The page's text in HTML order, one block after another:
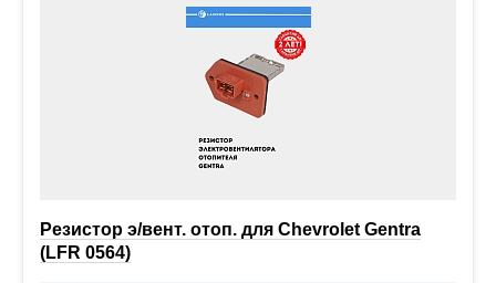
Резистор э/вент. отоп. для Chevrolet Gentra
(LFR 0564)